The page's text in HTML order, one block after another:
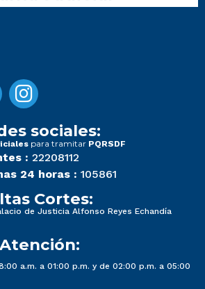
sociales:
para tramitar PQRSDF
: 22208112
24 horas : 105861
Cortes:
de Justicia Alfonso Reyes Echandía
a.m. a 01:00 p.m. y de 02:00 p.m. a 05:00